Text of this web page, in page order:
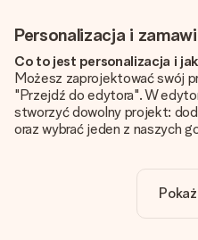
Personalizacja i
Co to jest personalizacja i
Możesz zaprojektować swój
"Przejdź do edytora". W
stworzyć dowolny projekt:
oraz wybrać jeden z naszych
Cena podana na stronie
Twojego prezentu - ilość